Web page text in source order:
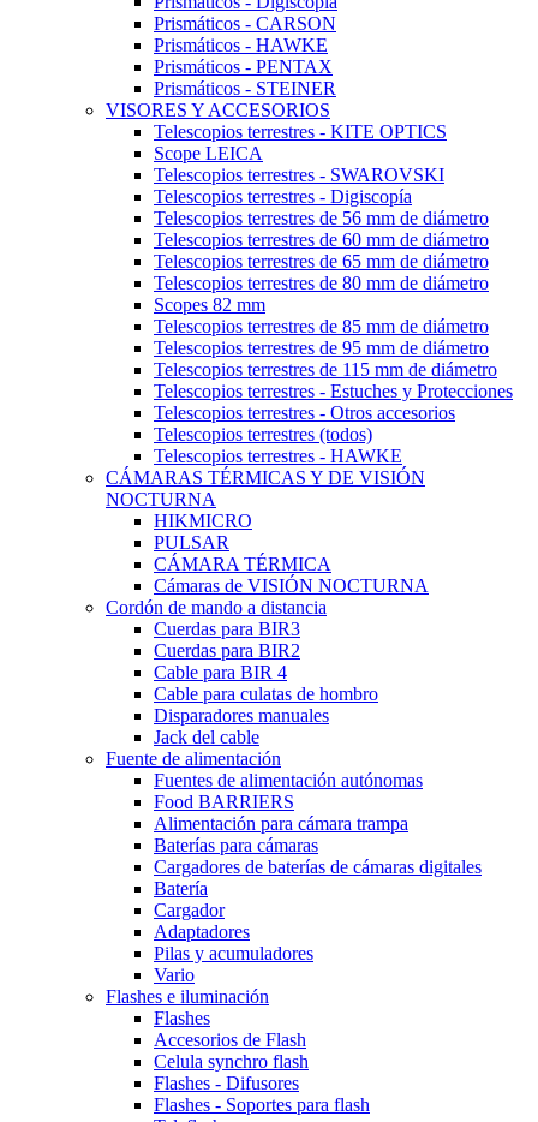
Prismáticos - CARSON
Prismáticos - HAWKE
Prismáticos - PENTAX
Prismáticos - STEINER
VISORES Y ACCESORIOS
Telescopios terrestres - KITE OPTICS
Scope LEICA
Telescopios terrestres - SWAROVSKI
Telescopios terrestres - Digiscopía
Telescopios terrestres de 56 mm de diámetro
Telescopios terrestres de 60 mm de diámetro
Telescopios terrestres de 65 mm de diámetro
Telescopios terrestres de 80 mm de diámetro
Scopes 82 mm
Telescopios terrestres de 85 mm de diámetro
Telescopios terrestres de 95 mm de diámetro
Telescopios terrestres de 115 mm de diámetro
Telescopios terrestres - Estuches y Protecciones
Telescopios terrestres - Otros accesorios
Telescopios terrestres (todos)
Telescopios terrestres - HAWKE
CÁMARAS TÉRMICAS Y DE VISIÓN
NOCTURNA
HIKMICRO
PULSAR
CÁMARA TÉRMICA
Cámaras de VISIÓN NOCTURNA
Cordón de mando a distancia
Cuerdas para BIR3
Cuerdas para BIR2
Cable para BIR 4
Cable para culatas de hombro
Disparadores manuales
Jack del cable
Fuente de alimentación
Fuentes de alimentación autónomas
Food BARRIERS
Alimentación para cámara trampa
Baterías para cámaras
Cargadores de baterías de cámaras digitales
Batería
Cargador
Adaptadores
Pilas y acumuladores
Vario
Flashes e iluminación
Flashes
Accesorios de Flash
Celula synchro flash
Flashes - Difusores
Flashes - Soportes para flash